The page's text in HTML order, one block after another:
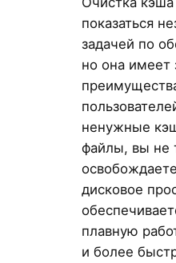
показаться
задачей по
но она имеет
ненужные
файлы, вы не
дисковое
плавную
и более